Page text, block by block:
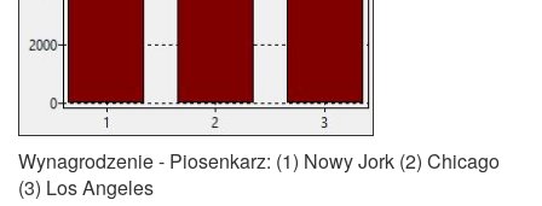
Wynagrodzenie - Piosenkarz: (1) Nowy Jork (2) Chicago
(3) Los Angeles